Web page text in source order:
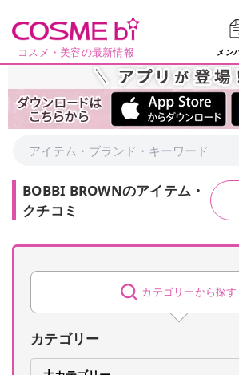
コスメ・美容の最新情報 メン
BOBBI BROWNのアイテム・
クチコミ
カテゴリーから探す
カテゴリー